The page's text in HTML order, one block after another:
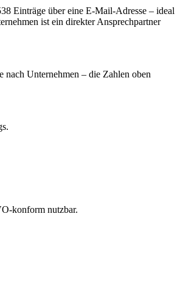
Einträge über eine E-Mail-Adresse – ideal
ist ein direkter Ansprechpartner
Unternehmen – die Zahlen oben
konform nutzbar.